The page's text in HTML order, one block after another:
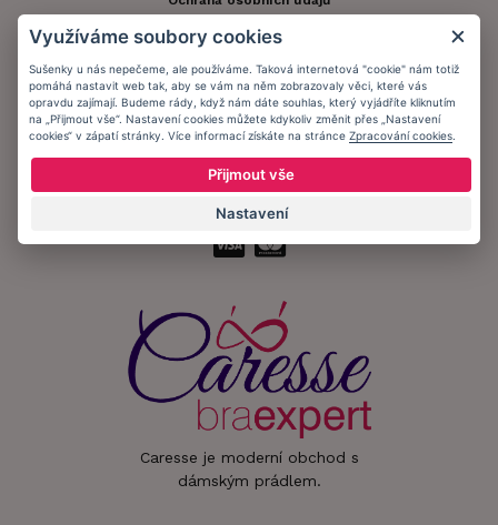
Caresse je moderní obchod s
dámským prádlem.
Informační memorandum
Zůstaňte s námi v kontaktu.
Přijímáme platby:
Využíváme soubory cookies
Sušenky u nás nepečeme, ale používáme. Taková internetová "cookie" nám totiž
pomáhá nastavit web tak, aby se vám na něm zobrazovaly věci, které vás
opravdu zajímají. Budeme rády, když nám dáte souhlas, který vyjádříte kliknutím
na „Přijmout vše“. Nastavení cookies můžete kdykoliv změnit přes „Nastavení
cookies“ v zápatí stránky. Více informací získáte na stránce Zpracování cookies
Přijmout vše
Nastavení